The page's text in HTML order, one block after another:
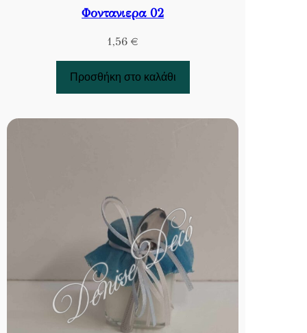
Φοντανιερα 02
1,56 €
Προσθήκη στο καλάθι